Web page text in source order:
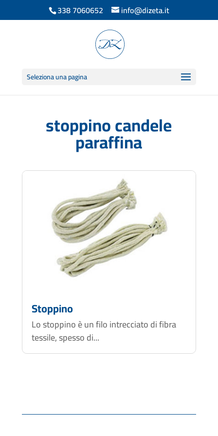
338 7060652 info@dizeta.it
Seleziona una pagina
stoppino candele
paraffina
Stoppino
Lo stoppino è un filo intrecciato di fibra
tessile, spesso di...